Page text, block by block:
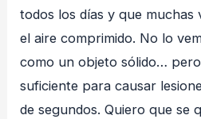
todos los días y que muchas
el aire comprimido. No lo
como un objeto sólido…
suficiente para causar
de segundos. Quiero que se